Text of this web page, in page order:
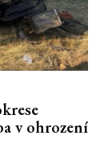
v ohrození